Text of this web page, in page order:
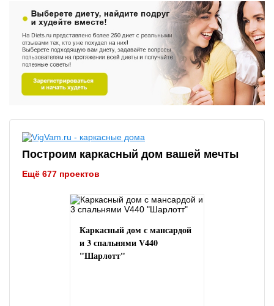
Построим каркасный дом вашей мечты
Ещё 677 проектов
Каркасный дом с мансардой
и 3 спальнями V440
"Шарлотт"